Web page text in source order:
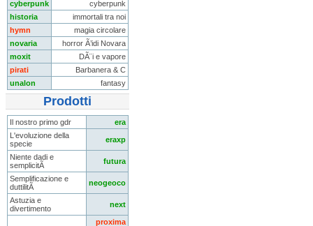
cyberpunk
cyberpunk
historia
immortali tra noi
hymn
magia circolare
novaria
horror Ã’idi Novara
moxit
DÃ¨i e vapore
pirati
Barbanera & C
unalon
fantasy
Prodotti
Il nostro primo gdr
era
L'evoluzione della
specie
eraxp
Niente dadi e
semplicitÃ
futura
Semplificazione e
duttilitÃ
neogeoco
Astuzia e
divertimento
next
proxima